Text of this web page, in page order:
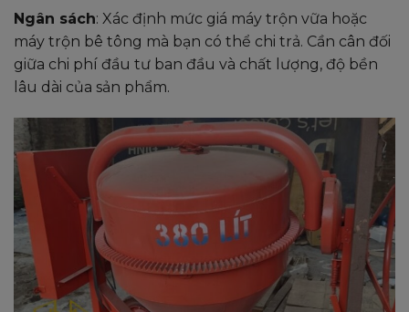
Ngân sách: Xác định mức giá máy trộn vữa hoặc
máy trộn bê tông mà bạn có thể chi trả. Cần cân đối
giữa chi phí đầu tư ban đầu và chất lượng, độ bền
lâu dài của sản phẩm.